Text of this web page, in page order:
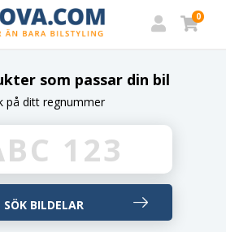
0
som passar din bil
på ditt regnummer